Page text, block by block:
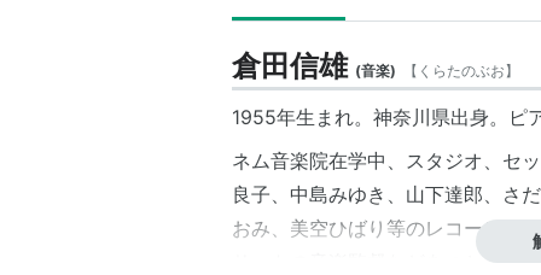
倉田信雄 (音楽) 【 くらたのぶお】
1955年生まれ。神奈川県出身。ピ
ネム音楽院在学中、スタジオ、セ
良子、中島みゆき、山下達郎、さ
おみ、美空ひばり等のレコーディ
サートの音楽監督などをつとめる